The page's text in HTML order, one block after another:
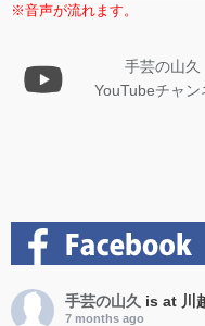
※音声が流れます。
手芸の山久
YouTubeチャン
手芸の山久 is at 川
7 months ago